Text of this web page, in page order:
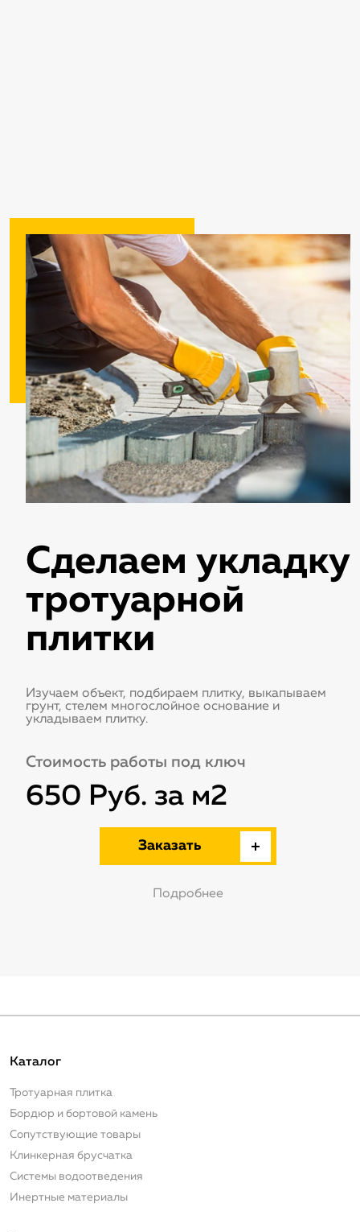
Сделаем укладку
тротуарной
плитки
Изучаем объект, подбираем плитку, выкапываем
грунт, стелем многослойное основание и
укладываем плитку.
Стоимость работы под ключ
650 Руб. за м2
Заказать
Подробнее
Каталог
Тротуарная плитка
Бордюр и бортовой камень
Сопутствующие товары
Клинкерная брусчатка
Системы водоотведения
Инертные материалы